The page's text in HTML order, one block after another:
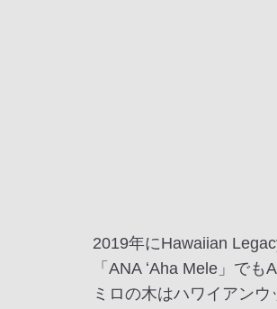
2019年にHawaiian
「ANA ʻAha Mele」で
ミロの木はハワイアン